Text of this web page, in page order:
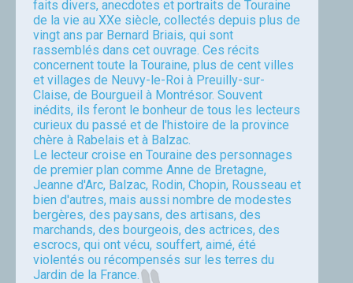
faits divers, anecdotes et portraits de Touraine
de la vie au XXe siècle, collectés depuis plus de
vingt ans par Bernard Briais, qui sont
rassemblés dans cet ouvrage. Ces récits
concernent toute la Touraine, plus de cent villes
et villages de Neuvy-le-Roi à Preuilly-sur-
Claise, de Bourgueil à Montrésor. Souvent
inédits, ils feront le bonheur de tous les lecteurs
curieux du passé et de l'histoire de la province
chère à Rabelais et à Balzac.
Le lecteur croise en Touraine des personnages
de premier plan comme Anne de Bretagne,
Jeanne d'Arc, Balzac, Rodin, Chopin, Rousseau et
bien d'autres, mais aussi nombre de modestes
bergères, des paysans, des artisans, des
marchands, des bourgeois, des actrices, des
escrocs, qui ont vécu, souffert, aimé, été
violentés ou récompensés sur les terres du
Jardin de la France.